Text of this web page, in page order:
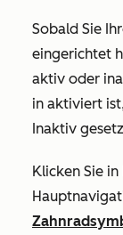
Sobald Sie
eingerichtet
aktiv oder
in aktiviert
Inaktiv
Klicken Sie